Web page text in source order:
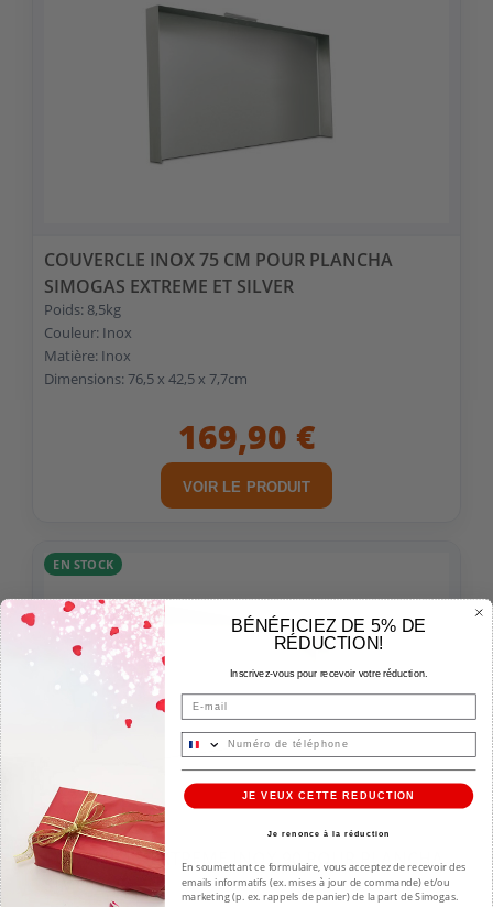
COUVERCLE INOX 75 CM POUR PLANCHA
SIMOGAS EXTREME ET SILVER
Poids: 8,5kg
Couleur: Inox
Matière: Inox
Dimensions: 76,5 x 42,5 x 7,7cm
169,90 €
VOIR LE PRODUIT
EN STOCK
COUVERCLE EXTREME INOX 90 POUR PLANCHA
SIMOGAS
BÉNÉFICIEZ DE 5% DE
RÉDUCTION!
Inscrivez-vous pour recevoir votre réduction.
Email
JE VEUX CETTE REDUCTION
Je renonce à la réduction
En soumettant ce formulaire, vous acceptez de recevoir des
emails informatifs (ex. mises à jour de commande) et/ou
marketing (p. ex. rappels de panier) de la part de Simogas.